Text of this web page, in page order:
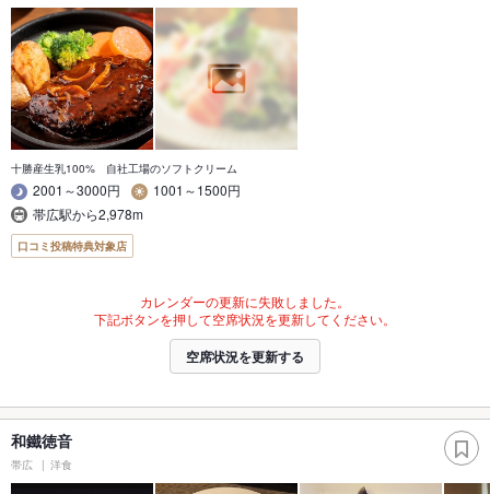
十勝産生乳100% 自社工場のソフトクリーム
2001～3000円
1001～1500円
帯広駅から2,978m
口コミ投稿特典対象店
カレンダーの更新に失敗しました。
下記ボタンを押して空席状況を更新してください。
空席状況を更新する
和鐵徳音
帯広 洋食